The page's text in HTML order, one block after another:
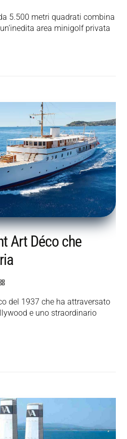
5.500 metri quadrati combina
area minigolf privata
Art Déco che
del 1937 che ha attraversato
e uno straordinario